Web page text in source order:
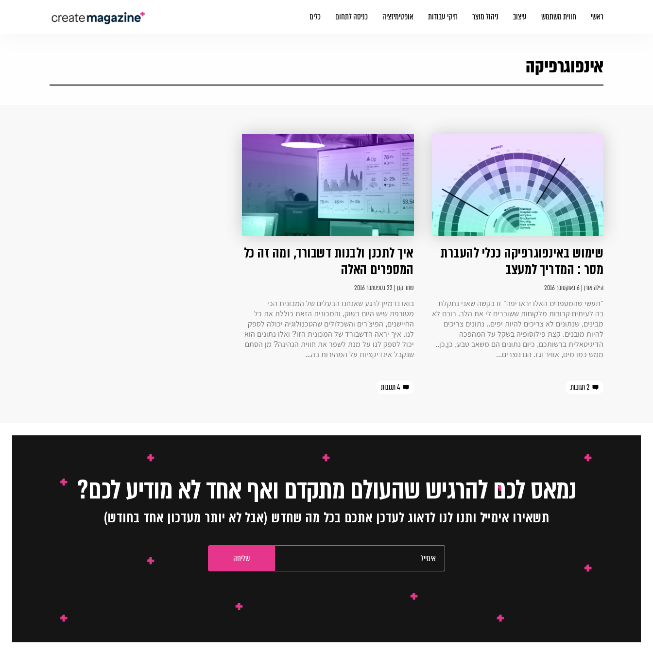
ראשי חווית משתמש עיצוב ניהול מוצר תיקי עבודות אופטימיזציה כניסה לתחום כלים
אינפוגרפיקה
שימוש באינפוגרפיקה ככלי להעברת
מסר : המדריך למעצב
הילה אורן | 6 באוקטובר 2016
״תעשי שהמספרים האלו יראו יפה״ זו בקשה שאני נתקלת
בה לעיתים קרובות מלקוחות ששוברים לי את הלב. רובם לא
מבינים, שנתונים לא צריכים להיות יפים.. נתונים צריכים
להיות מובנים. קצת פילוסופיה בשקל על המהפכה
הדיגיטאלית ברשותכם, כיום נתונים הם משאב טבע, כן,כן..
ממש כמו מים, אוויר וגז. הם נוצרים...
2 תגובות
איך לתכנן ולבנות דשבורד, ומה זה כל
המספרים האלה
שחר קגן | 22 בספטמבר 2016
בואו נדמיין לרגע שאנחנו הבעלים של המכונית הכי
מטורפת שיש היום בשוק, והמכונית הזאת כוללת את כל
החיישנים, הפיצ'רים והשכלולים שהטכנולוגיה יכולה לספק
לנו. איך יראה הדשבורד של המכונית הזו? ואלו נתונים הוא
יכול לספק לנו על מנת לשפר את חווית הנהיגה? מן הסתם
שנקבל אינדיקציות על המהירות בה...
4 תגובות
נמאס לכם להרגיש שהעולם מתקדם ואף אחד לא מודיע לכם?
תשאירו אימייל ותנו לנו לדאוג לעדכן אתכם בכל מה שחדש (אבל לא יותר מעדכון אחד בחודש)